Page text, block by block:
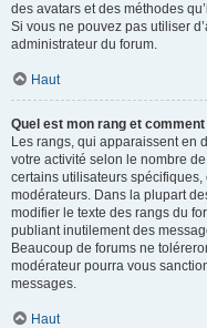
des avatars et des méthodes
Si vous ne pouvez pas utiliser
administrateur du forum.
Haut
Quel est mon rang et
Les rangs, qui apparaissent en
votre activité selon le nombre
certains utilisateurs
modérateurs. Dans la plupart
modifier le texte des rangs du
publiant inutilement des
Beaucoup de forums ne
modérateur pourra vous
messages.
Haut